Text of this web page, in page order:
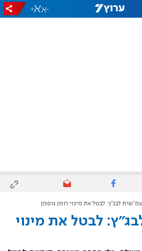
-
+
לבג"ץ: לבטל את מינוי רומן גופמן
לבטל את מינוי